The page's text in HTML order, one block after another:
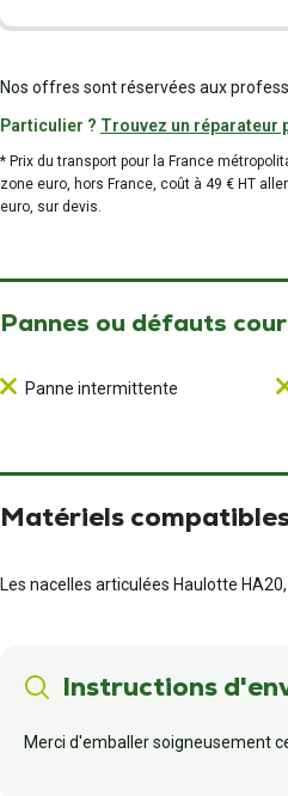
Nos offres sont réservées aux
Particulier ? Trouvez un réparateur
* Prix du transport pour la France
zone euro, hors France, coût à 49 € HT
euro, sur devis.
Pannes ou défauts
Panne intermittente
Matériels
Les nacelles articulées Haulotte
Instructions
Merci d'emballer soigneusement